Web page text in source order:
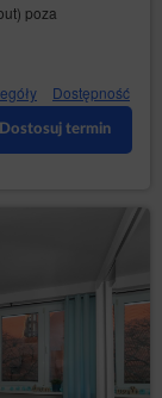
informację
pola
naformularz,
w Serwisie ani
tym opinii i
po
poza
Dostępność
Dostosuj termin